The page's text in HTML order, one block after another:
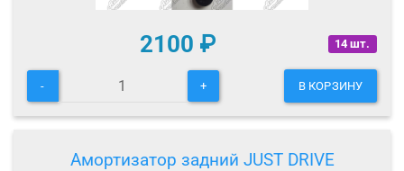
14 шт.
2100 ₽
- + В КОРЗИНУ
Амортизатор задний JUST DRIVE